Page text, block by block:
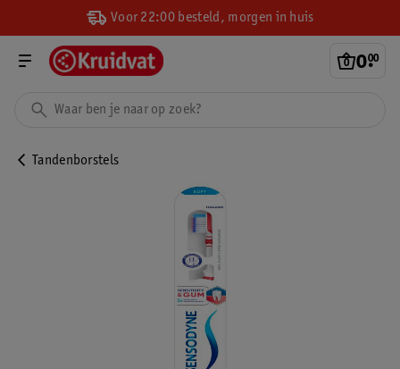
Voor 22:00 besteld, morgen in huis
0.
00
Tandenborstels